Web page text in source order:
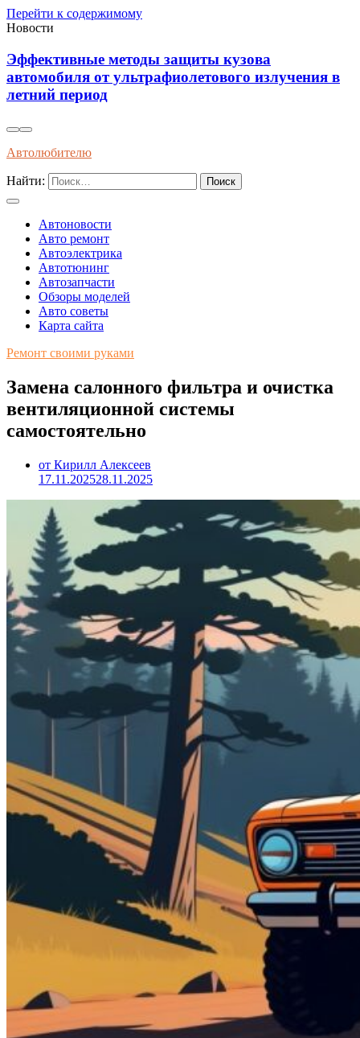
Перейти к содержимому
Новости
в
Как распознать оригинальные запчасти по
упаковке и сертификатам качества
Автолюбителю
Найти:
Автоновости
Авто ремонт
Автоэлектрика
Автотюнинг
Автозапчасти
Обзоры моделей
Авто советы
Карта сайта
Ремонт своими руками
Замена салонного фильтра и очистка
вентиляционной системы
самостоятельно
от Кирилл Алексеев
17.11.202528.11.2025